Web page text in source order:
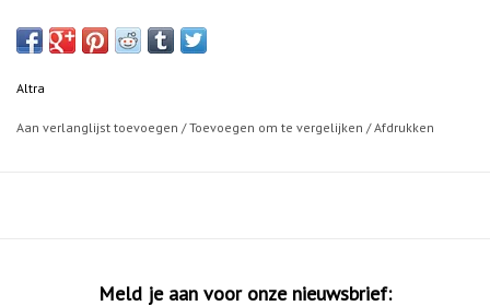
GuideRail hebben we een nieuwe boogfunctie ontwikkeld. Dit is een
is een nieuwe, revolutionaire manier van alleen ondersteuning
Altra
Aan verlanglijst toevoegen /Toevoegen om te vergelijken /Afdrukken
Meld je aan voor onze nieuwsbrief: